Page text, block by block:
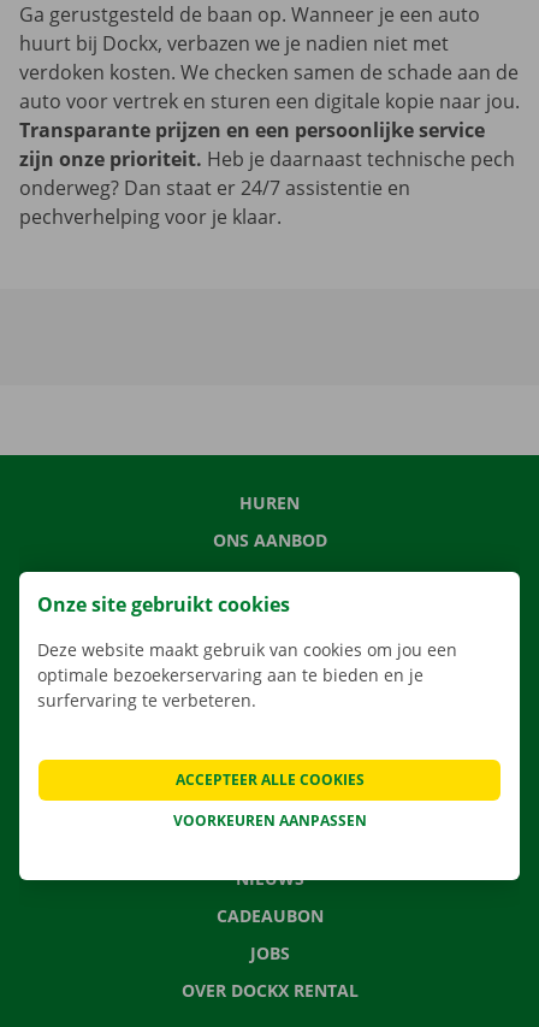
Ga gerustgesteld de baan op. Wanneer je een auto
huurt bij Dockx, verbazen we je nadien niet met
verdoken kosten. We checken samen de schade aan de
auto voor vertrek en sturen een digitale kopie naar jou.
Transparante prijzen en een persoonlijke service
zijn onze prioriteit. Heb je daarnaast technische pech
onderweg? Dan staat er 24/7 assistentie en
pechverhelping voor je klaar.
HUREN
ONS AANBOD
ONZE DIENSTEN
LOCATIES
APP
VERHUISOPLOSSINGEN
CONTACTEER ONS
NIEUWS
CADEAUBON
JOBS
OVER DOCKX RENTAL
Onze site gebruikt cookies
Deze website maakt gebruik van cookies om jou een
optimale bezoekerservaring aan te bieden en je
surfervaring te verbeteren.
VOORKEUREN AANPASSEN
ACCEPTEER ALLE COOKIES